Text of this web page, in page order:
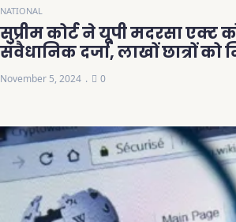
NATIONAL
सुप्रीम कोर्ट ने यूपी मदरसा एक्ट
संवैधानिक दर्जा, लाखों छात्रों को
November 5, 2024 0